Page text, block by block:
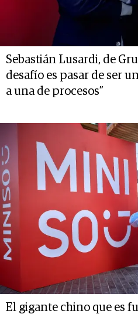
Sebastián Lusardi, de
desafío es pasar de ser
a una de procesos”
El gigante chino que es